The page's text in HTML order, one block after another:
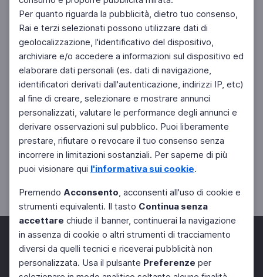
Per quanto riguarda la pubblicità, dietro tuo consenso,
Rai e terzi selezionati possono utilizzare dati di
geolocalizzazione, l'identificativo del dispositivo,
archiviare e/o accedere a informazioni sul dispositivo ed
elaborare dati personali (es. dati di navigazione,
identificatori derivati dall'autenticazione, indirizzi IP, etc)
al fine di creare, selezionare e mostrare annunci
personalizzati, valutare le performance degli annunci e
derivare osservazioni sul pubblico. Puoi liberamente
prestare, rifiutare o revocare il tuo consenso senza
incorrere in limitazioni sostanziali. Per saperne di più
puoi visionare qui l'informativa sui cookie.
Premendo Acconsento, acconsenti all'uso di cookie e
strumenti equivalenti. Il tasto Continua senza
accettare chiude il banner, continuerai la navigazione
in assenza di cookie o altri strumenti di tracciamento
diversi da quelli tecnici e riceverai pubblicità non
personalizzata. Usa il pulsante Preferenze per
Facebook Twitter Instagram